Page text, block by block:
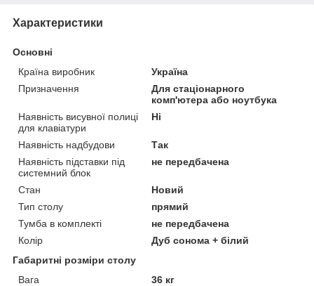
Характеристики
Основні
Країна виробник
Україна
Призначення
Для стаціонарного
комп'ютера або ноутбука
Наявність висувної полиці
для клавіатури
Ні
Наявність надбудови
Так
Наявність підставки під
системний блок
не передбачена
Стан
Новий
Тип столу
прямий
Тумба в комплекті
не передбачена
Колір
Дуб сонома + білий
Габаритні розміри столу
Вага
36 кг